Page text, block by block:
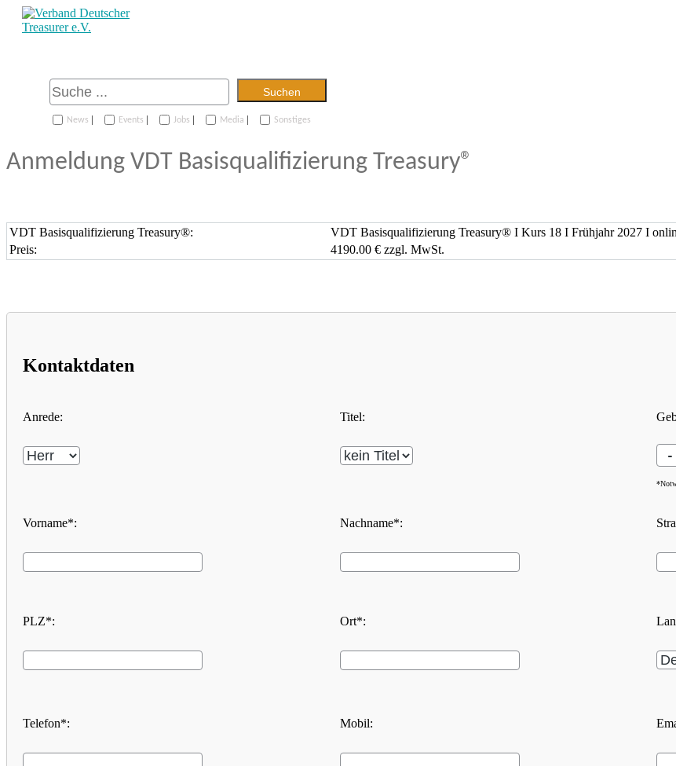
Suchen
News | Events | Jobs | Media | Sonstiges
Anmeldung VDT Basisqualifizierung Treasury®
VDT Basisqualifizierung Treasury®:
VDT Basisqualifizierung Treasury® I Kurs 18 I Frühjahr 2027 I
Preis:
4190.00 € zzgl. MwSt.
Kontaktdaten
Anrede: Titel:
Vorname*: Nachname*:
PLZ*: Ort*:
Telefon*: Mobil: